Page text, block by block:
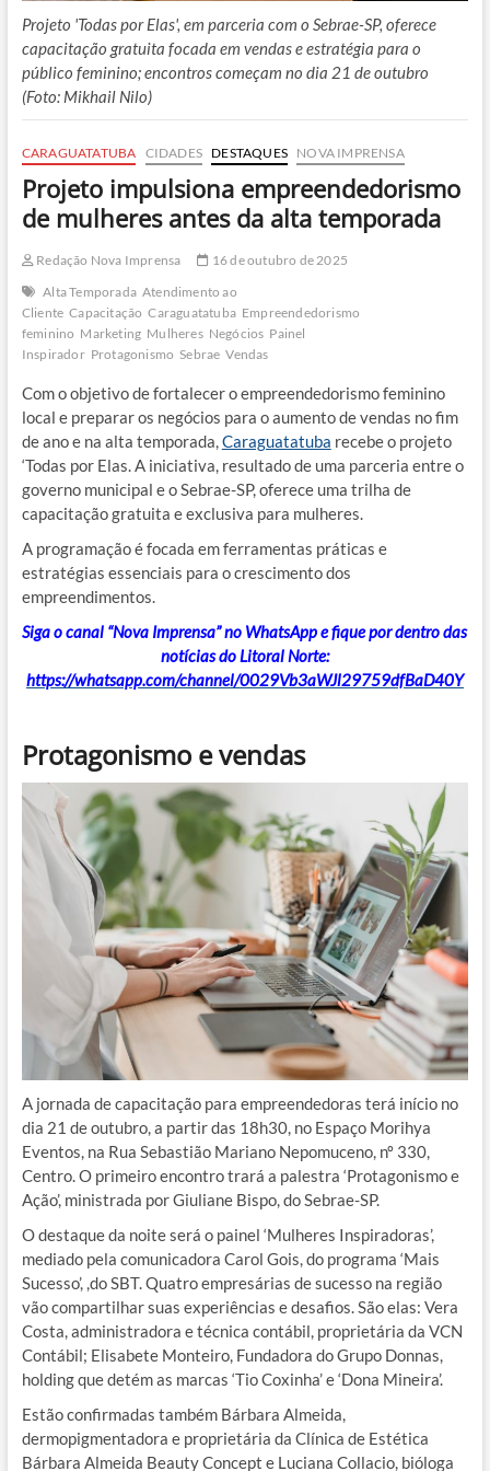
Projeto 'Todas por Elas', em parceria com o Sebrae-SP, oferece
capacitação gratuita focada em vendas e estratégia para o
público feminino; encontros começam no dia 21 de outubro
(Foto: Mikhail Nilo)
CARAGUATATUBA CIDADES DESTAQUES NOVA IMPRENSA
Projeto impulsiona empreendedorismo
de mulheres antes da alta temporada
Redação Nova Imprensa
16 de outubro de 2025
Alta Temporada Atendimento ao
Cliente Capacitação Caraguatatuba Empreendedorismo
feminino Marketing Mulheres Negócios Painel
Inspirador Protagonismo Sebrae Vendas
Com o objetivo de fortalecer o empreendedorismo feminino
local e preparar os negócios para o aumento de vendas no fim
de ano e na alta temporada,Caraguatatuba recebe o projeto
‘Todas por Elas. A iniciativa, resultado de uma parceria entre o
governo municipal e o Sebrae-SP, oferece uma trilha de
capacitação gratuita e exclusiva para mulheres.
A programação é focada em ferramentas práticas e
estratégias essenciais para o crescimento dos
empreendimentos.
Siga o canal “Nova Imprensa” no WhatsApp e fique por dentro das
notícias do Litoral Norte:
https://whatsapp.com/channel/0029Vb3aWJl29759dfBaD40Y
Protagonismo e vendas
A jornada de capacitação para empreendedoras terá início no
dia 21 de outubro, a partir das 18h30, no Espaço Morihya
Eventos, na Rua Sebastião Mariano Nepomuceno, nº 330,
Centro. O primeiro encontro trará a palestra ‘Protagonismo e
Ação’, ministrada por Giuliane Bispo, do Sebrae-SP.
O destaque da noite será o painel ‘Mulheres Inspiradoras’,
mediado pela comunicadora Carol Gois, do programa ‘Mais
Sucesso’, ,do SBT. Quatro empresárias de sucesso na região
vão compartilhar suas experiências e desafios. São elas: Vera
Costa, administradora e técnica contábil, proprietária da VCN
Contábil; Elisabete Monteiro, Fundadora do Grupo Donnas,
holding que detém as marcas ‘Tio Coxinha’ e ‘Dona Mineira’.
Estão confirmadas também Bárbara Almeida,
dermopigmentadora e proprietária da Clínica de Estética
Bárbara Almeida Beauty Concept e Luciana Collacio, bióloga